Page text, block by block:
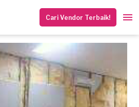
Cari Vendor Terbaik!